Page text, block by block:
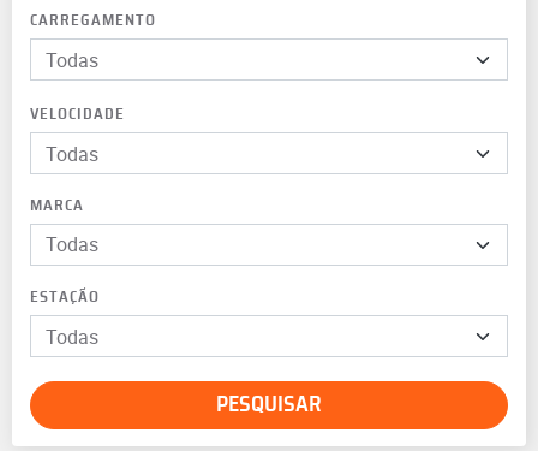
CARREGAMENTO
VELOCIDADE
MARCA
Todas
ESTAÇÃO
PESQUISAR